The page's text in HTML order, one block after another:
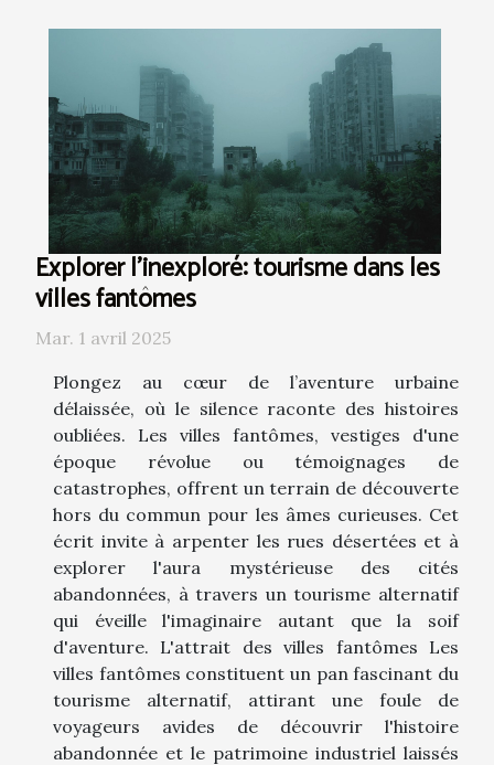
Explorer l'inexploré: tourisme dans les
villes fantômes
Mar. 1 avril 2025
Plongez au cœur de l’aventure urbaine
délaissée, où le silence raconte des histoires
oubliées. Les villes fantômes, vestiges d'une
époque révolue ou témoignages de
catastrophes, offrent un terrain de découverte
hors du commun pour les âmes curieuses. Cet
écrit invite à arpenter les rues désertées et à
explorer l'aura mystérieuse des cités
abandonnées, à travers un tourisme alternatif
qui éveille l'imaginaire autant que la soif
d'aventure. L'attrait des villes fantômes Les
villes fantômes constituent un pan fascinant du
tourisme alternatif, attirant une foule de
voyageurs avides de découvrir l'histoire
abandonnée et le patrimoine industriel laissés